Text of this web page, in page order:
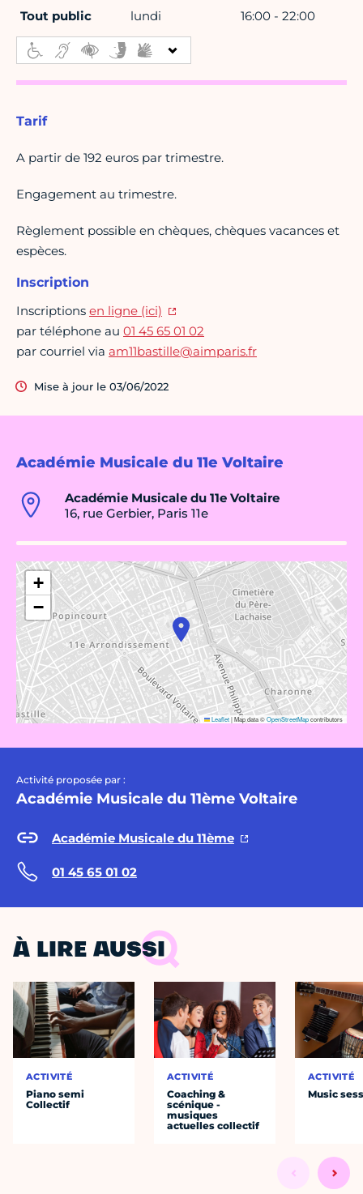
Académie Musicale du 11e Voltaire
Académie Musicale du 11e Voltaire
16, rue Gerbier, Paris 11e
+
−
Leaflet|Map data ©OpenStreetMapcontributors
Activité proposée par :
Académie Musicale du 11ème Voltaire
Académie Musicale du 11ème
01 45 65 01 02
Tout public lundi 16:00 - 22:00
Tarif
A partir de 192 euros par trimestre.
Engagement au trimestre.
Règlement possible en chèques, chèques vacances et
espèces.
Inscription
Inscriptions en ligne (ici)
par téléphone au 01 45 65 01 02
par courriel via am11bastille@aimparis.fr
Mise à jour le 03/06/2022
À LIRE AUSSI
ACTIVITÉ
Piano semi
Collectif
ACTIVITÉ
Coaching &
scénique -
musiques
actuelles collectif
ACTIVITÉ
Music